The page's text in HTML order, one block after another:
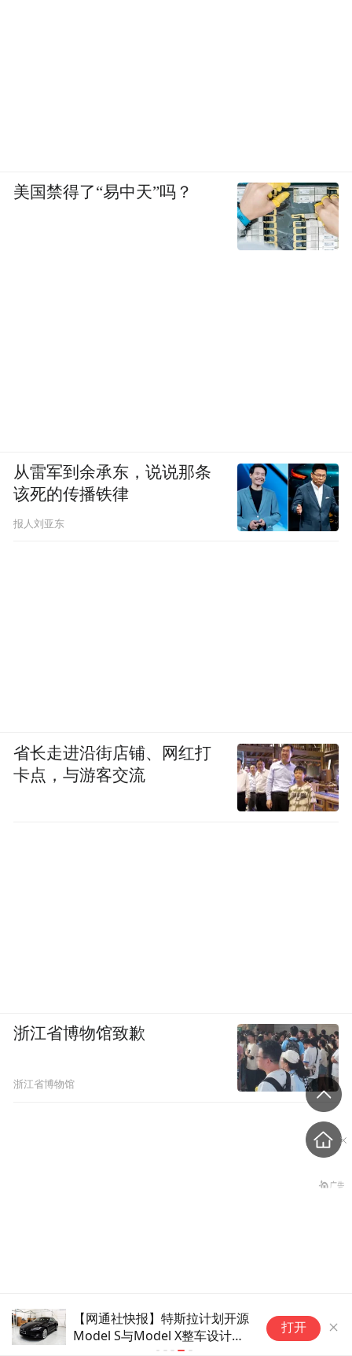
【网通社快报】特斯拉计划开源
Model S与Model X整车设计及
打开
美国禁得了“易中天”吗？
从雷军到余承东，说说那条
该死的传播铁律
报人刘亚东
省长走进沿街店铺、网红打
卡点，与游客交流
浙江省博物馆致歉
浙江省博物馆
法国将禁止“未经同意的电话
营销”，违者或被罚数万至数